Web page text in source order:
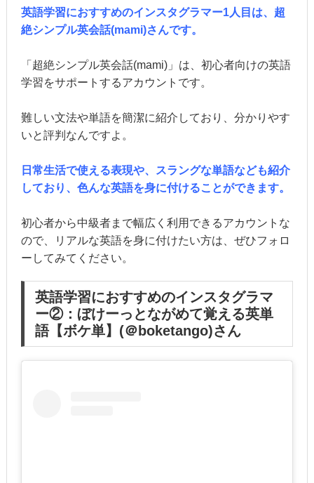
英語学習におすすめのインスタグラマー1人目は、超
絶シンプル英会話(mami)さんです。
「超絶シンプル英会話(mami)」は、初心者向けの英語
学習をサポートするアカウントです。
難しい文法や単語を簡潔に紹介しており、分かりやす
いと評判なんですよ。
日常生活で使える表現や、スラングな単語なども紹介
しており、色んな英語を身に付けることができます。
初心者から中級者まで幅広く利用できるアカウントな
ので、リアルな英語を身に付けたい方は、ぜひフォロ
ーしてみてください。
英語学習におすすめのインスタグラマ
ー②：ぼけーっとながめて覚える英単
語【ボケ単】(＠boketango)さん